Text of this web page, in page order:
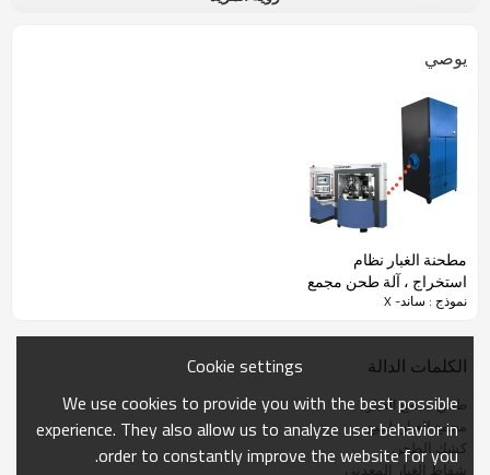
يوصي
مطحنة الغبار نظام
استخراج ، آلة طحن مجمع
الغبار
نموذج : ساند- X
الكلمات الدالة
طحن مجمع الغبار
مجمع الغبار تلميع
كشك الطحن
شفاط الغبار المعدني
Cookie settings
We use cookies to provide you with the best possible
experience. They also allow us to analyze user behavior in
order to constantly improve the website for you.